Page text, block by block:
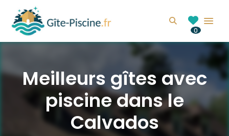
Search
0
Meilleurs gîtes avec
piscine dans le
Calvados